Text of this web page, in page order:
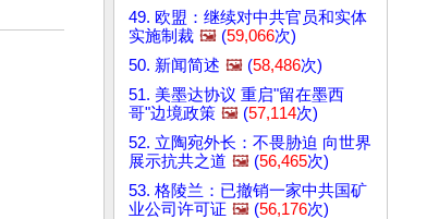
49. 欧盟：继续对中共官员和实体
实施制裁 🖼️ (59,066次)
50. 新闻简述 🖼️ (58,486次)
51. 美墨达协议 重启"留在墨西
哥"边境政策 🖼️ (57,114次)
52. 立陶宛外长：不畏胁迫 向世界
展示抗共之道 🖼️ (56,465次)
53. 格陵兰：已撤销一家中共国矿
业公司许可证 🖼️ (56,176次)